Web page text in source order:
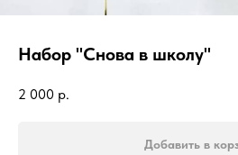
Набор "Снова в школу"
2 000 р.
Добавить в